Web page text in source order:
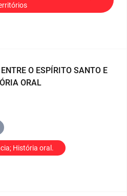
O ESPÍRITO SANTO E
ORAL
História oral.